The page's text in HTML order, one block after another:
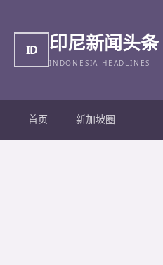
ID 印尼新闻头条
INDONESIA HEADLINES
首页 新加坡圈